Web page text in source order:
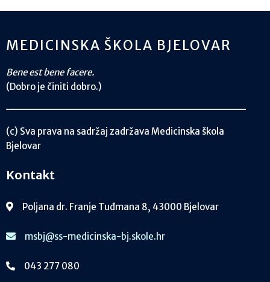
MEDICINSKA ŠKOLA BJELOVAR
Bene est bene facere.
(Dobro je činiti dobro.)
(c) Sva prava na sadržaj zadržava Medicinska škola
Bjelovar
Kontakt
Poljana dr. Franje Tuđmana 8, 43000 Bjelovar
msbj@ss-medicinska-bj.skole.hr
043 277 080